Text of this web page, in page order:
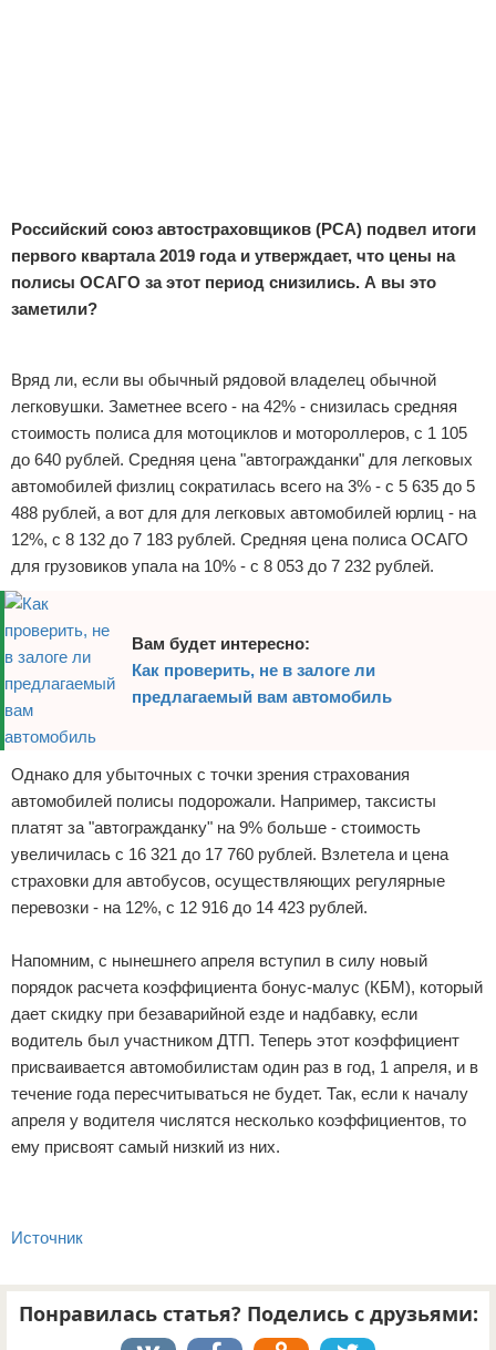
Российский союз автостраховщиков (РСА) подвел итоги
первого квартала 2019 года и утверждает, что цены на
полисы ОСАГО за этот период снизились. А вы это
заметили?
Вряд ли, если вы обычный рядовой владелец обычной
легковушки. Заметнее всего - на 42% - снизилась средняя
стоимость полиса для мотоциклов и мотороллеров, с 1 105
до 640 рублей. Средняя цена "автогражданки" для легковых
автомобилей физлиц сократилась всего на 3% - с 5 635 до 5
488 рублей, а вот для для легковых автомобилей юрлиц - на
12%, с 8 132 до 7 183 рублей. Средняя цена полиса ОСАГО
для грузовиков упала на 10% - с 8 053 до 7 232 рублей.
Вам будет интересно:
Как проверить, не в залоге ли
предлагаемый вам автомобиль
Однако для убыточных с точки зрения страхования
автомобилей полисы подорожали. Например, таксисты
платят за "автогражданку" на 9% больше - стоимость
увеличилась с 16 321 до 17 760 рублей. Взлетела и цена
страховки для автобусов, осуществляющих регулярные
перевозки - на 12%, с 12 916 до 14 423 рублей.
Напомним, с нынешнего апреля вступил в силу новый
порядок расчета коэффициента бонус-малус (КБМ), который
дает скидку при безаварийной езде и надбавку, если
водитель был участником ДТП. Теперь этот коэффициент
присваивается автомобилистам один раз в год, 1 апреля, и в
течение года пересчитываться не будет. Так, если к началу
апреля у водителя числятся несколько коэффициентов, то
ему присвоят самый низкий из них.
Источник
Понравилась статья? Поделись с друзьями: